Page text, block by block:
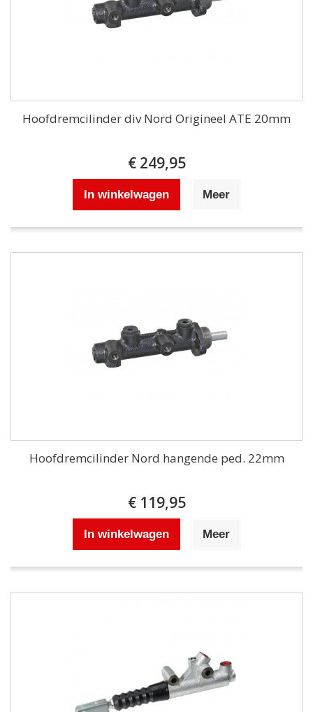
Hoofdremcilinder div Nord Origineel ATE 20mm
€ 249,95
In winkelwagen Meer
Hoofdremcilinder Nord hangende ped. 22mm
€ 119,95
In winkelwagen Meer